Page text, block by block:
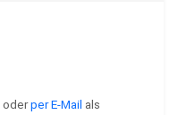
oderper E-Mail als